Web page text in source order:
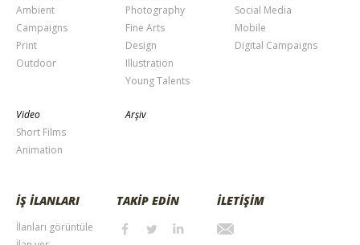
Ambient
Campaigns
Print
Outdoor
Photography
Fine Arts
Design
Illustration
Young Talents
Social Media
Mobile
Digital Campaigns
Video
Short Films
Animation
Arşiv
İŞ İLANLARI
İlanları görüntüle
TAKİP EDİN İLETİŞİM